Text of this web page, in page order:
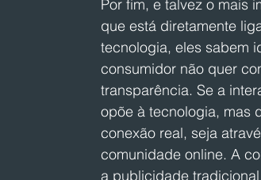
Por fim, e talvez o mais
que está diretamente
tecnologia, eles sabem
consumidor não quer
transparência. Se a
opõe à tecnologia, mas
conexão real, seja
comunidade online. A
a publicidade